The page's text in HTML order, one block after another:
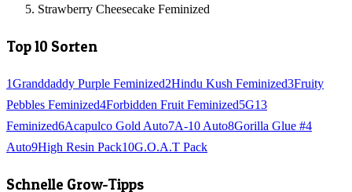
Strawberry Cheesecake Feminized
Top 10 Sorten
1Granddaddy Purple Feminized2Hindu Kush Feminized3Fruity
Pebbles Feminized4Forbidden Fruit Feminized5G13
Feminized6Acapulco Gold Auto7A-10 Auto8Gorilla Glue #4
Auto9High Resin Pack10G.O.A.T Pack
Schnelle Grow-Tipps